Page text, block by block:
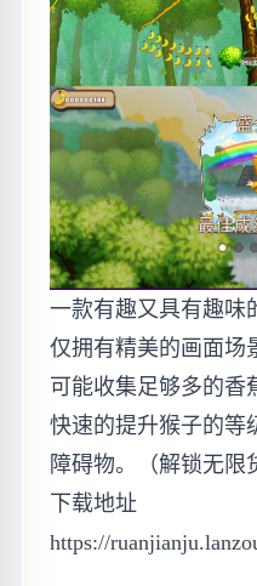
一款有趣又具有趣味
仅拥有精美的画面场
可能收集足够多的香
快速的提升猴子的等
障碍物。（解锁无限
下载地址
https://